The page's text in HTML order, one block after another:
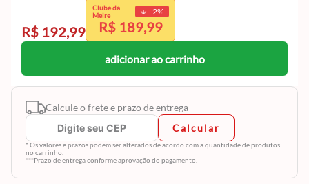
R$ 192,99
Clube da
Meire
2%
R$ 189,99
exclusivo
Clube da Meire.
Cadastre-se e aproveite
adicionar ao carrinho
Calcule o frete e prazo de entrega
Calcular
* Os valores e prazos podem ser alterados de acordo com a quantidade de produtos
no carrinho.
***Prazo de entrega conforme aprovação do pagamento.